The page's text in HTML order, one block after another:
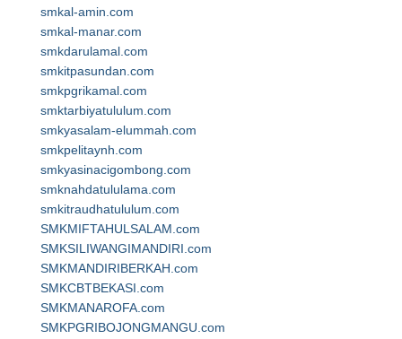
smkal-amin.com
smkal-manar.com
smkdarulamal.com
smkitpasundan.com
smkpgrikamal.com
smktarbiyatululum.com
smkyasalam-elummah.com
smkpelitaynh.com
smkyasinacigombong.com
smknahdatululama.com
smkitraudhatululum.com
SMKMIFTAHULSALAM.com
SMKSILIWANGIMANDIRI.com
SMKMANDIRIBERKAH.com
SMKCBTBEKASI.com
SMKMANAROFA.com
SMKPGRIBOJONGMANGU.com